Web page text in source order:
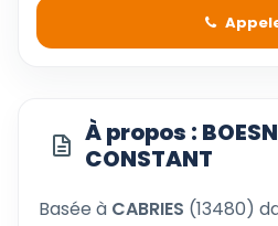
À propos :
CONSTANT
Basée à CABRIES (13480)